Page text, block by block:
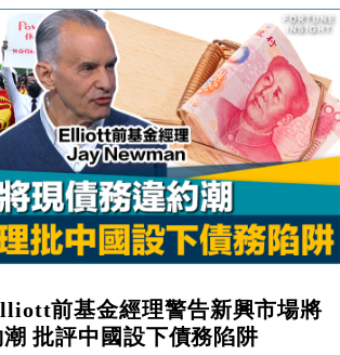
萬元
失守6.5萬點後回穩 全周仍升近2%
10月換帥 玩具「反」斗城亞洲CEO蔡德
反覆波動收跌 連挫7周創逾3年最長跌勢
7月美元計價出口增近24%勝預期 貿易順
億美元
春季三度入市撐日圓 4月單日斥6.28萬億
普料美伊戰事快結束 承認部分彈藥庫存緊
前基金經理警告新興市場將
批評中國設下債務陷阱